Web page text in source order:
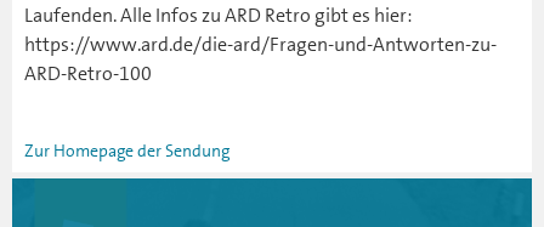
Laufenden. Alle Infos zu ARD Retro gibt es hier:
https://www.ard.de/die-ard/Fragen-und-Antworten-zu-
ARD-Retro-100
Zur Homepage der Sendung